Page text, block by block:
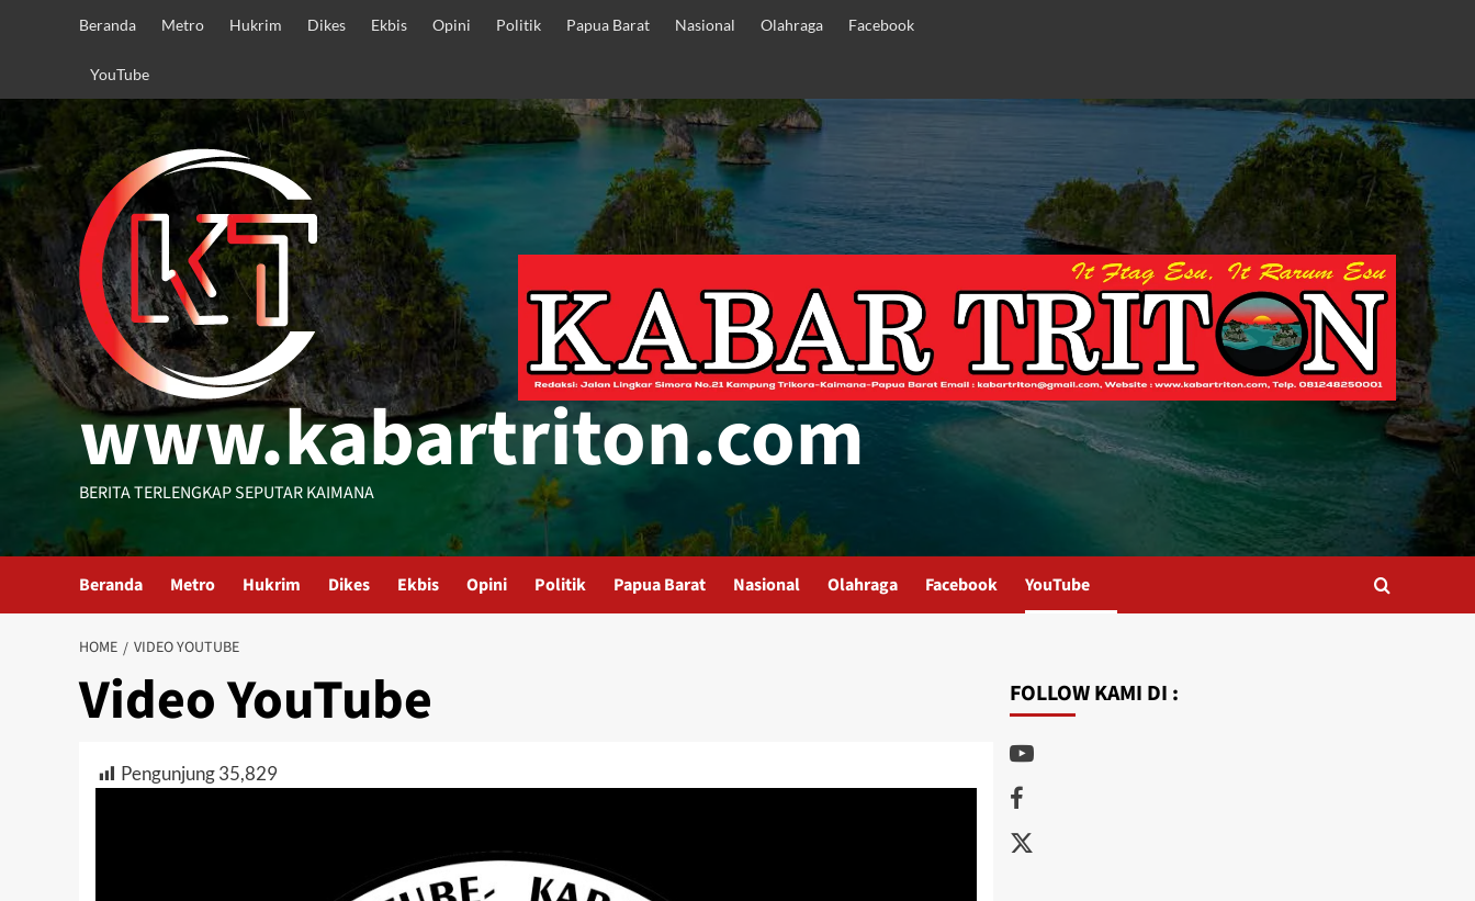
Beranda Metro Hukrim Dikes Ekbis Opini Politik Papua Barat Nasional Olahraga Facebook
YouTube
www.kabartriton.com
BERITA TERLENGKAP SEPUTAR KAIMANA
Beranda Metro Hukrim Dikes Ekbis Opini Politik Papua Barat Nasional Olahraga Facebook YouTube
HOME VIDEO YOUTUBE
Video YouTube
Pengunjung35,829
FOLLOW KAMI DI :
Youtube
Facebook
Twitter